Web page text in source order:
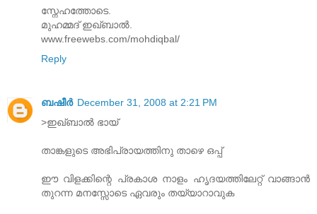
സ്നേഹത്തോടെ.
മുഹമ്മദ് ഇഖ്ബാല്‍.
www.freewebs.com/mohdiqbal/
Reply
ബഷീർ December 31, 2008 at 2:21 PM
>ഇഖ്‌ബാല്‍ ഭായ്‌
താങ്കളുടെ അഭിപ്രായത്തിനു താഴെ ഒപ്പ്‌
ഈ വിളക്കിന്റെ പ്രകാശ നാളം ഹൃദയത്തിലേറ്റ്‌ വാങ്ങാന്‍
തുറന്ന മനസ്സോടെ ഏവരും തയ്യാറാവുക